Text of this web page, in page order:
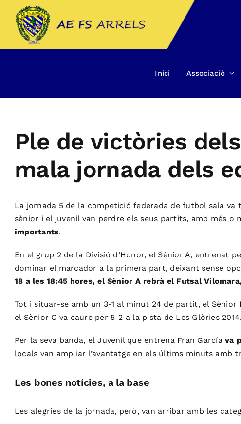
content
Inici Associació
Ple de victòries
mala jornada dels
La jornada 5 de la competició federada de futbol sala va
sènior i el juvenil van perdre els seus partits, amb més o
importants.
En el grup 2 de la Divisió d’Honor, el Sènior A, entrenat
dominar el marcador a la primera part, deixant sense
18 a les 18:45 hores, el Sènior A rebrà el Futsal
Tot i situar-se amb un 3-1 al minut 24 de partit, el
el Sènior C va caure per 5-2 a la pista de Les Glòries 2014.
Per la seva banda, el Juvenil que entrena Fran García va
locals van ampliar l’avantatge en els últims minuts amb
Les bones notícies, a la base
Les alegries de la jornada, però, van arribar amb les